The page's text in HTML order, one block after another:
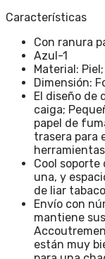
Características
Con ranura
Azul-1
Material:
Dimensión:
El diseño de
caiga;
papel de
trasera para
Cool soporte
una, y
de liar tabaco
Envío con
mantiene
están muy